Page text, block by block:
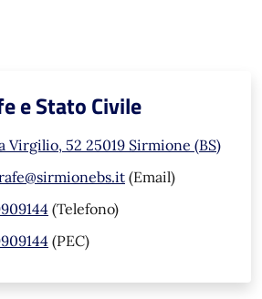
e Stato Civile
Virgilio, 52 25019 Sirmione (BS)
(Email)
(Telefono)
(PEC)